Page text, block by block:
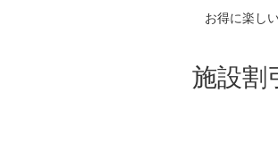
お得に楽し
施設割